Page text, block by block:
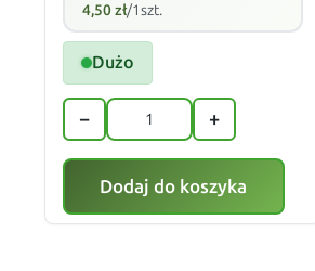
4,50zł/1szt.
Dużo
− +
Dodaj do koszyka